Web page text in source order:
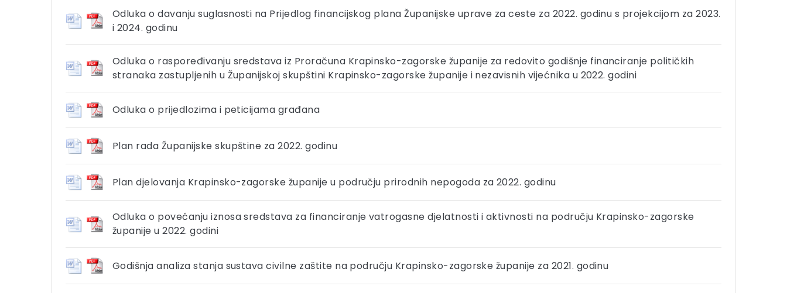
Odluka o davanju suglasnosti na Prijedlog financijskog plana Županijske uprave za ceste za 2022. godinu s projekcijom za 2023.
i 2024. godinu
Odluka o raspoređivanju sredstava iz Proračuna Krapinsko-zagorske županije za redovito godišnje financiranje političkih
stranaka zastupljenih u Županijskoj skupštini Krapinsko-zagorske županije i nezavisnih vijećnika u 2022. godini
Odluka o prijedlozima i peticijama građana
Plan rada Županijske skupštine za 2022. godinu
Plan djelovanja Krapinsko-zagorske županije u području prirodnih nepogoda za 2022. godinu
Odluka o povećanju iznosa sredstava za financiranje vatrogasne djelatnosti i aktivnosti na području Krapinsko-zagorske
županije u 2022. godini
Godišnja analiza stanja sustava civilne zaštite na području Krapinsko-zagorske županije za 2021. godinu